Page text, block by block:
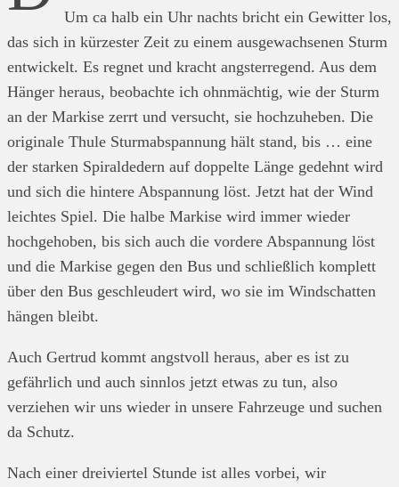
Um ca halb ein Uhr nachts bricht ein Gewitter los,
das sich in kürzester Zeit zu einem ausgewachsenen Sturm
entwickelt. Es regnet und kracht angsterregend. Aus dem
Hänger heraus, beobachte ich ohnmächtig, wie der Sturm
an der Markise zerrt und versucht, sie hochzuheben. Die
originale Thule Sturmabspannung hält stand, bis … eine
der starken Spiraldedern auf doppelte Länge gedehnt wird
und sich die hintere Abspannung löst. Jetzt hat der Wind
leichtes Spiel. Die halbe Markise wird immer wieder
hochgehoben, bis sich auch die vordere Abspannung löst
und die Markise gegen den Bus und schließlich komplett
über den Bus geschleudert wird, wo sie im Windschatten
hängen bleibt.
Auch Gertrud kommt angstvoll heraus, aber es ist zu
gefährlich und auch sinnlos jetzt etwas zu tun, also
verziehen wir uns wieder in unsere Fahrzeuge und suchen
da Schutz.
Nach einer dreiviertel Stunde ist alles vorbei, wir